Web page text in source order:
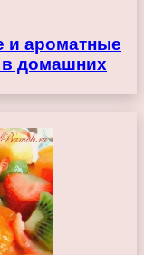
и ароматные
в домашних